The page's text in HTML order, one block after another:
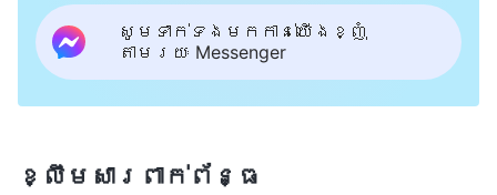
យ៉ាងរីករាយ និងចុះសម្រុងនឹងគ្នា ហើយក៏មាន
មនុស្សជាច្រើនទៀតរស់នៅយ៉ាងឈឺចាប់ និងពេញ
មនុស្សជាច្រើនទៀតមានការយល់ច្រឡំ
សូមទាក់ទងមកកាន់យើងខ្ញុំ
តាមរយៈ Messenger
ខ្លឹមសារ​ពាក់ព័ន្ធ